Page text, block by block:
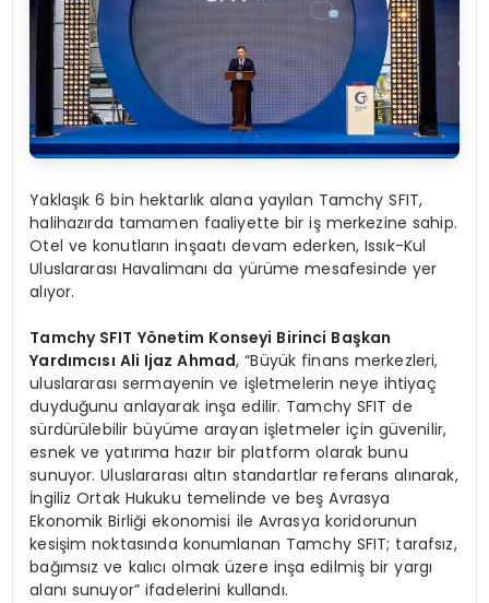
Yaklaşık 6 bin hektarlık alana yayılan Tamchy SFIT,
halihazırda tamamen faaliyette bir iş merkezine sahip.
Otel ve konutların inşaatı devam ederken, Issık-Kul
Uluslararası Havalimanı da yürüme mesafesinde yer
alıyor.
Tamchy SFIT Yönetim Konseyi Birinci Başkan
Yardımcısı Ali Ijaz Ahmad, “Büyük finans merkezleri,
uluslararası sermayenin ve işletmelerin neye ihtiyaç
duyduğunu anlayarak inşa edilir. Tamchy SFIT de
sürdürülebilir büyüme arayan işletmeler için güvenilir,
esnek ve yatırıma hazır bir platform olarak bunu
sunuyor. Uluslararası altın standartlar referans alınarak,
İngiliz Ortak Hukuku temelinde ve beş Avrasya
Ekonomik Birliği ekonomisi ile Avrasya koridorunun
kesişim noktasında konumlanan Tamchy SFIT; tarafsız,
bağımsız ve kalıcı olmak üzere inşa edilmiş bir yargı
alanı sunuyor” ifadelerini kullandı.